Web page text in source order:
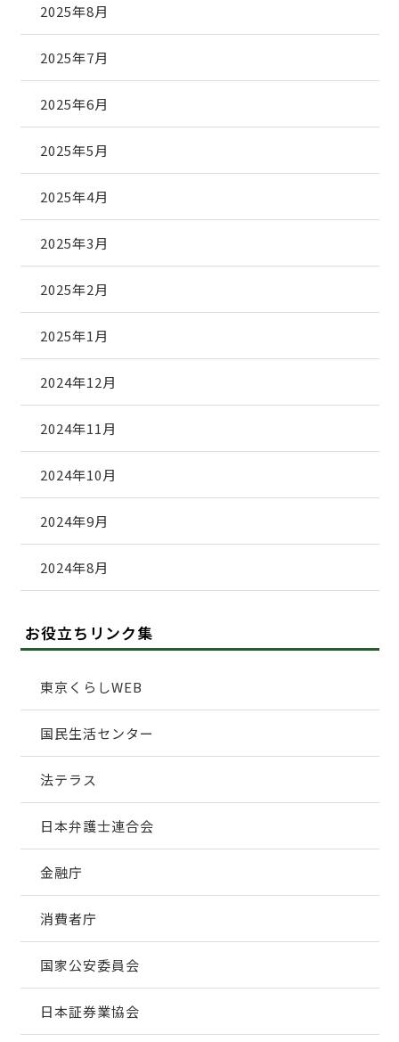
2025年8月
2025年7月
2025年6月
2025年5月
2025年4月
2025年3月
2025年2月
2025年1月
2024年12月
2024年11月
2024年10月
2024年9月
2024年8月
お役立ちリンク集
東京くらしWEB
国民生活センター
法テラス
日本弁護士連合会
金融庁
消費者庁
国家公安委員会
日本証券業協会